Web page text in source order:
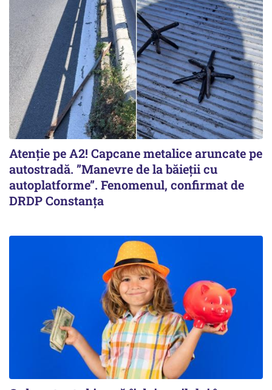
Atenție pe A2! Capcane metalice aruncate pe
autostradă. ”Manevre de la băieții cu
autoplatforme”. Fenomenul, confirmat de
DRDP Constanța